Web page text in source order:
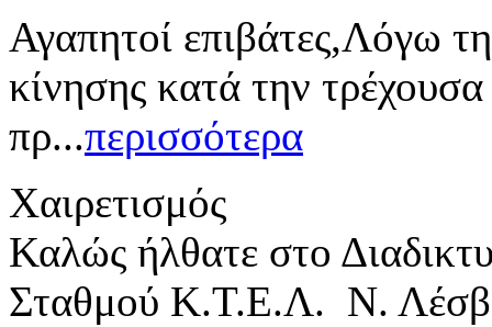
Αγαπητοί επιβάτες,Λόγω
κίνησης κατά την
πρ...περισσότερα
Χαιρετισμός
Καλώς ήλθατε στο
Σταθμού Κ.Τ.Ε.Λ. Ν.